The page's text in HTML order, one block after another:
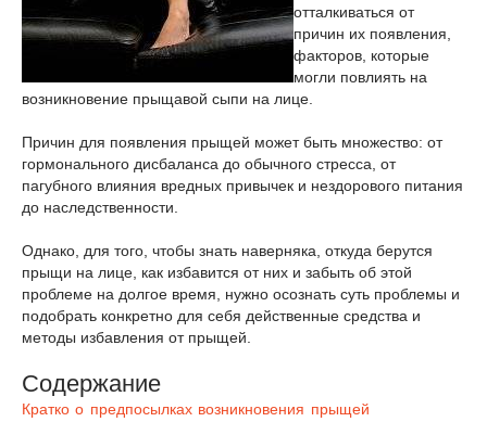
отталкиваться от
причин их появления,
факторов, которые
могли повлиять на
возникновение прыщавой сыпи на лице.
Причин для появления прыщей может быть множество: от
гормонального дисбаланса до обычного стресса, от
пагубного влияния вредных привычек и нездорового питания
до наследственности.
Однако, для того, чтобы знать наверняка, откуда берутся
прыщи на лице, как избавится от них и забыть об этой
проблеме на долгое время, нужно осознать суть проблемы и
подобрать конкретно для себя действенные средства и
методы избавления от прыщей.
Содержание
Кратко о предпосылках возникновения прыщей